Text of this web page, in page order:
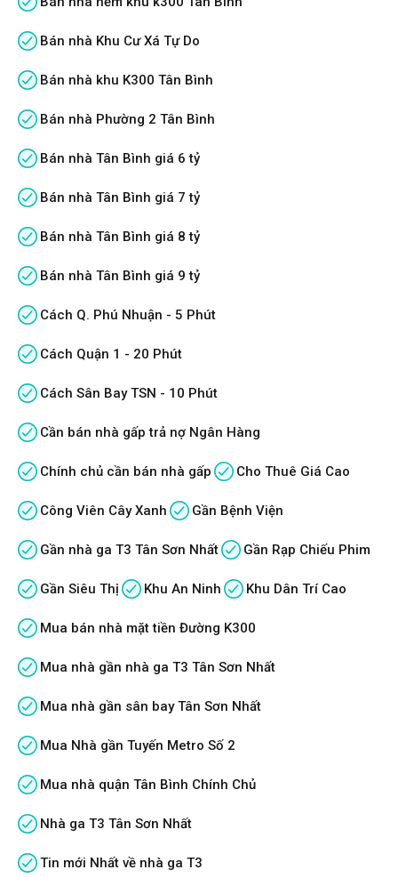
Bán nhà Khu Cư Xá Tự Do
Bán nhà khu K300 Tân Bình
Bán nhà Phường 2 Tân Bình
Bán nhà Tân Bình giá 6 tỷ
Bán nhà Tân Bình giá 7 tỷ
Bán nhà Tân Bình giá 8 tỷ
Bán nhà Tân Bình giá 9 tỷ
Cách Q. Phú Nhuận - 5 Phút
Cách Quận 1 - 20 Phút
Cách Sân Bay TSN - 10 Phút
Cần bán nhà gấp trả nợ Ngân Hàng
Chính chủ cần bán nhà gấp Cho Thuê Giá Cao
Công Viên Cây Xanh Gần Bệnh Viện
Gần nhà ga T3 Tân Sơn Nhất Gần Rạp Chiếu Phim
Gần Siêu Thị Khu An Ninh Khu Dân Trí Cao
Mua bán nhà mặt tiền Đường K300
Mua nhà gần nhà ga T3 Tân Sơn Nhất
Mua nhà gần sân bay Tân Sơn Nhất
Mua Nhà gần Tuyến Metro Số 2
Mua nhà quận Tân Bình Chính Chủ
Nhà ga T3 Tân Sơn Nhất
Tin mới Nhất về nhà ga T3